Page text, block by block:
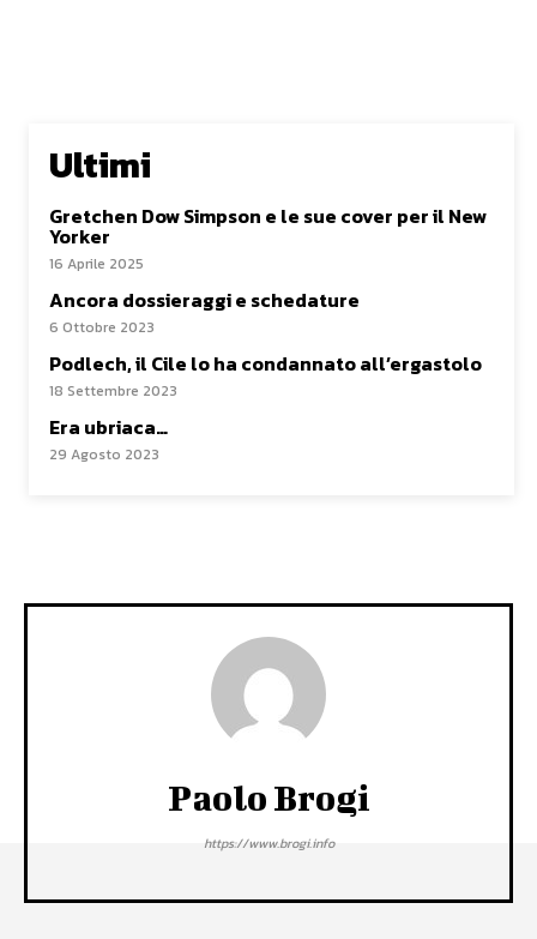
Ultimi
Gretchen Dow Simpson e le sue cover per il New
Yorker
16 Aprile 2025
Ancora dossieraggi e schedature
6 Ottobre 2023
Podlech, il Cile lo ha condannato all’ergastolo
18 Settembre 2023
Era ubriaca…
29 Agosto 2023
Paolo Brogi
https://www.brogi.info